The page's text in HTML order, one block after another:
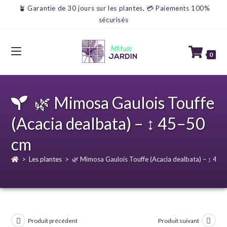
🪴 Garantie de 30 jours sur les plantes, 💳 Paiements 100%
sécurisés
0
🌿 Mimosa Gaulois Touffe
(Acacia dealbata) – ↕ 45–50
cm
> Les plantes > 🌿 Mimosa Gaulois Touffe (Acacia dealbata) – ↕
Produit précédent Produit suivant